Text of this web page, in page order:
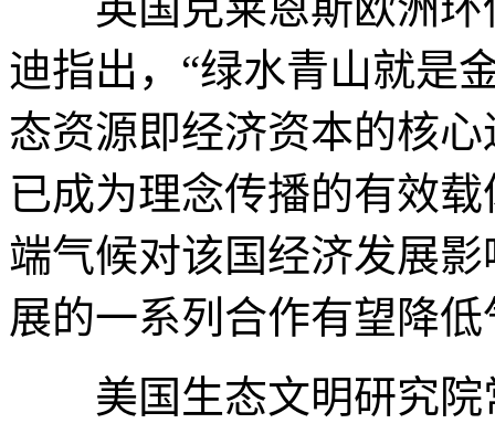
迪指出，“绿水青山就是
态资源即经济资本的核心
已成为理念传播的有效
端气候对该国经济发展
展的一系列合作有望降
美国生态文明研究院